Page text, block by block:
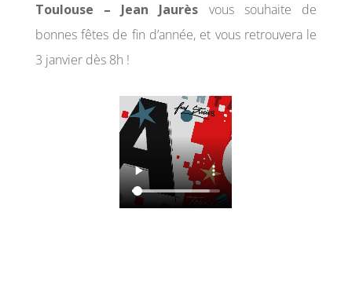
Toulouse – Jean Jaurès vous souhaite de
bonnes fêtes de fin d’année, et vous retrouvera le
3 janvier dès 8h !